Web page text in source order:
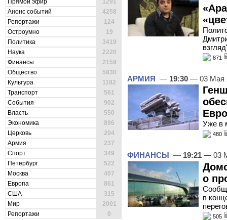
Анонс событий
4258
Репортажи
124
Остроумно
19
Политика
3419
Наука
2220
Финансы
2159
Общество
5830
Культура
1182
Транспорт
561
События
902
Власть
550
Экономика
896
Церковь
204
Армия
237
Спорт
349
Петербург
522
Москва
407
Европа
861
США
315
Мир
2001
Репортажи
0
871
АРМИЯ — 19:30 — 03 Мая
Уже в
480
ФИНАНСЫ — 19:21 — 03
о
в
505